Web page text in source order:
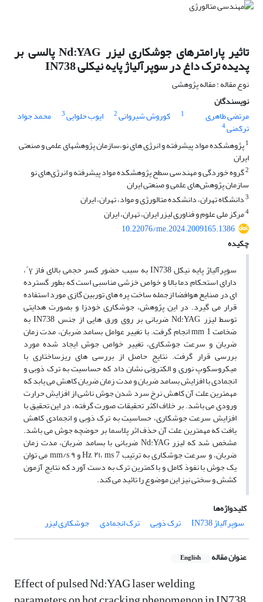
تاثیر پارامترهای جوشکاری لیزر Nd:YAG پالسی بر
پدیده ترک داغ در سوپرآلیاژ پایه نیکلی IN738
نوع مقاله : مقاله پژوهشی
نویسندگان
مرتضی طاهری
1 کوروش شیروانی2 ایوب حلوایی3 محمد جواد
ترکمنی4
1پژوهشکده مواد پیشرفته و انرژی های نو،‌سازمان پژوهشهای علمی و صنعتی
ایران
2گروه خوردگی و مهندسی سطح پژوهشکده مواد پیشرفته و انرژی‌های نو
سازمان پژوهش‌های علمی و صنعتی ایران
3دانشگاه تهران، دانشکده متالورژی و مواد، تهران، ایران
4مرکز ملی علوم و فناوری لیزر ایران، تهران، ایران
10.22076/me.2024.2009165.1386
چکیده
سوپرآلیاژ پایه نیکل IN738 به سبب حضور کسر حجمی بالای فاز γ´،
دارای استحکام دما بالا و خواص خزشی مناسبی است که بطور گسترده
ای در صنایع هوافضا ازجمله ساخت پره های توربین گازی مورد استفاده
قرار می گیرد. در این پژوهش، جوشکاری خودزا و بصورت هدایتی
توسط لیزر Nd:YAG ضربانی بر روی ورق هایی از جنس IN738 به
ضخامت mm 1 انجام گرفت. با تغییر عوامل بسامد ضربان، مدت زمان
ضربان و سرعت جوشکاری، تغییر خواص جوش ایجاد شده مورد
بررسی قرار گرفت. نتایج حاصل از بررسی های ریزساختاری با
میکروسکوپ نوری و الکترونی نشان داد که حساسیت به ترک ذوبی و
انجمادی با افزایش بسامد ضربان و مدت زمان ضربان کاهش می یابد که
مهمترین علت آن کاهش نرخ سرد شدن جوش ناشی از افزایش حرارت
ورودی می باشد. بر خلاف اکثر تحقیقات صورت گرفته، در این تحقیق با
افزایش سرعت جوشکاری، حساسیت به ترک ذوبی و انجمادی کاهش
یافت که مهمترین علت آن حذف اثر پلاسما بر حوضچه جوش می باشد.
مشخص شد که لیزر Nd:YAG ضربانی با بسامد ضربان، مدت زمان
ضربان، و سرعت جوشکاری به ترتیب Hz ۲۱، ms 7 و mm/s ۹ می توان
یک جوش با نفوذ کامل و با کمترین ترک به دست آورد که نتایج آزمون
کشش و سختی نیز این موضوع را تائید می کند.
کلیدواژه‌ها
سوپرآلیاژ IN738
ترک ذوبی ترک انجمادی جوشکاری لیزر
عنوان مقاله English
Effect of pulsed Nd:YAG laser welding